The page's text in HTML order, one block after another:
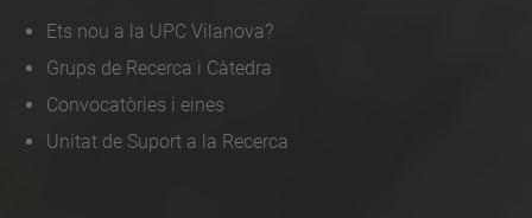
Ets nou a la UPC Vilanova?
Grups de Recerca i Càtedra
Convocatòries i eines
Unitat de Suport a la Recerca